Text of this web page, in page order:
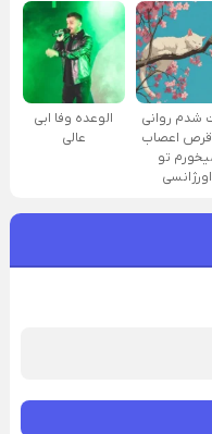
شدم روانی
اعصاب
تو
اورژانسی
الوعده وفا ابی
عالی